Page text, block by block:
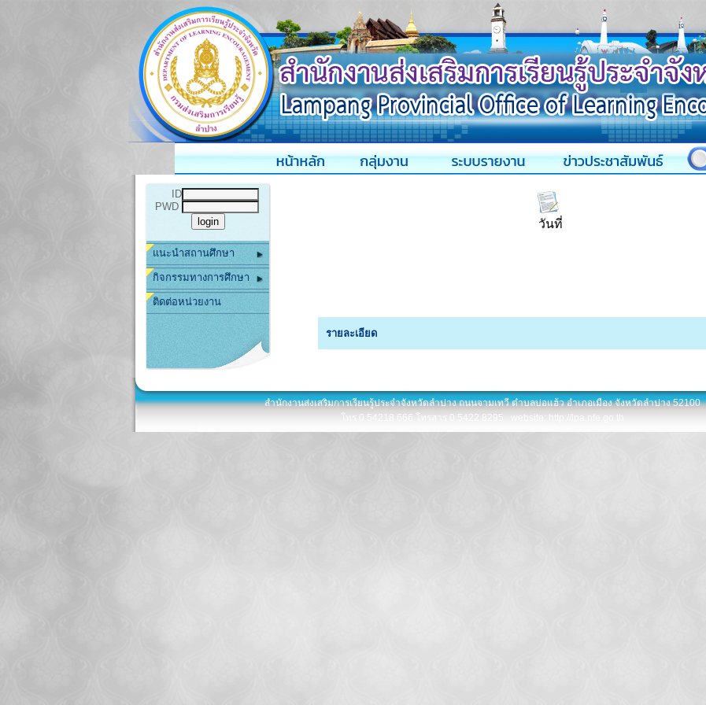
ID
PWD
แนะนำสถานศึกษา
กิจกรรมทางการศึกษา
ติดต่อหน่วยงาน
วันที่
รายละเอียด
สำนักงานส่งเสริมการเรียนรู้ประจำจังหวัดลำปาง ถนนจามเทวี ตำบลบ่อแฮ้ว อำเภอเมือง จังหวัดลำปาง 52100
โทร 0 54218 666 โทรสาร 0 5422 8295 website: http://lpa.nfe.go.th